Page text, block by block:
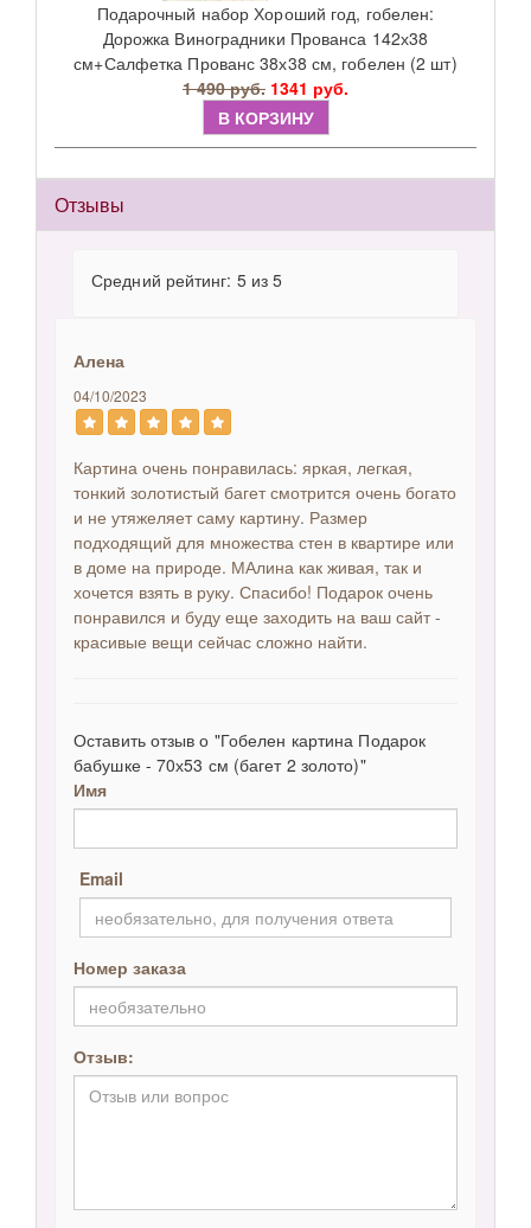
Подарочный набор Хороший год, гобелен:
Дорожка Виноградники Прованса 142х38
см+Салфетка Прованс 38х38 см, гобелен (2 шт)
1 490 руб. 1341 руб.
В КОРЗИНУ
Отзывы
Средний рейтинг: 5 из 5
Алена
04/10/2023
Картина очень понравилась: яркая, легкая,
тонкий золотистый багет смотрится очень богато
и не утяжеляет саму картину. Размер
подходящий для множества стен в квартире или
в доме на природе. МАлина как живая, так и
хочется взять в руку. Спасибо! Подарок очень
понравился и буду еще заходить на ваш сайт -
красивые вещи сейчас сложно найти.
Оставить отзыв о "Гобелен картина Подарок
бабушке - 70х53 см (багет 2 золото)"
Имя
Email
Номер заказа
Отзыв: